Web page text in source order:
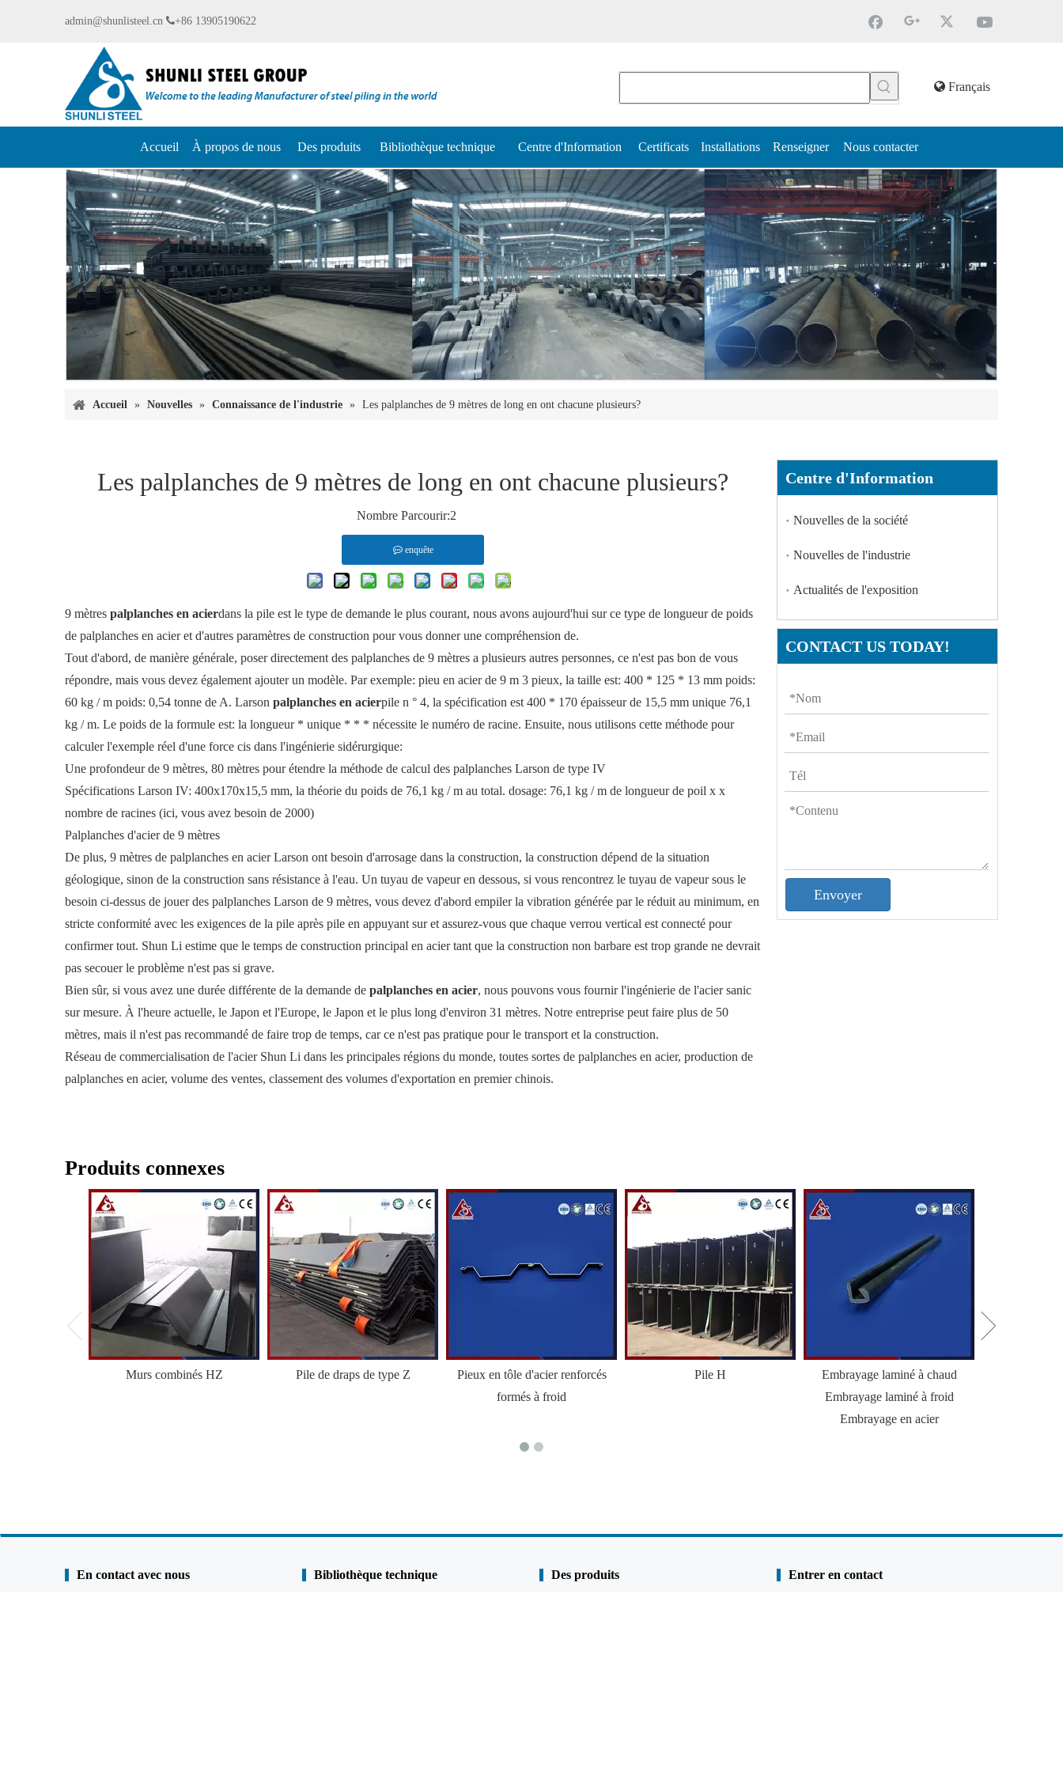
admin@shunlisteel.cn +86 13905190622
Français
Accueil À propos de nous Des produits Bibliothèque technique Centre d'Information Certificats Installations Renseigner Nous contacter
Accueil » Nouvelles » Connaissance de l'industrie » Les palplanches de 9 mètres de long en ont chacune plusieurs?
Les palplanches de 9 mètres de long en ont chacune plusieurs?
Nombre Parcourir:2
enquête
9 mètres palplanches en acierdans la pile est le type de demande le plus courant, nous avons aujourd'hui sur ce type de longueur de poids
de palplanches en acier et d'autres paramètres de construction pour vous donner une compréhension de.
Tout d'abord, de manière générale, poser directement des palplanches de 9 mètres a plusieurs autres personnes, ce n'est pas bon de vous
répondre, mais vous devez également ajouter un modèle. Par exemple: pieu en acier de 9 m 3 pieux, la taille est: 400 * 125 * 13 mm poids:
60 kg / m poids: 0,54 tonne de A. Larson palplanches en acierpile n ° 4, la spécification est 400 * 170 épaisseur de 15,5 mm unique 76,1
kg / m. Le poids de la formule est: la longueur * unique * * * nécessite le numéro de racine. Ensuite, nous utilisons cette méthode pour
calculer l'exemple réel d'une force cis dans l'ingénierie sidérurgique:
Une profondeur de 9 mètres, 80 mètres pour étendre la méthode de calcul des palplanches Larson de type IV
Spécifications Larson IV: 400x170x15,5 mm, la théorie du poids de 76,1 kg / m au total. dosage: 76,1 kg / m de longueur de poil x x
nombre de racines (ici, vous avez besoin de 2000)
Palplanches d'acier de 9 mètres
De plus, 9 mètres de palplanches en acier Larson ont besoin d'arrosage dans la construction, la construction dépend de la situation
géologique, sinon de la construction sans résistance à l'eau. Un tuyau de vapeur en dessous, si vous rencontrez le tuyau de vapeur sous le
besoin ci-dessus de jouer des palplanches Larson de 9 mètres, vous devez d'abord empiler la vibration générée par le réduit au minimum, en
stricte conformité avec les exigences de la pile après pile en appuyant sur et assurez-vous que chaque verrou vertical est connecté pour
confirmer tout. Shun Li estime que le temps de construction principal en acier tant que la construction non barbare est trop grande ne devrait
pas secouer le problème n'est pas si grave.
Bien sûr, si vous avez une durée différente de la demande de palplanches en acier, nous pouvons vous fournir l'ingénierie de l'acier sanic
sur mesure. À l'heure actuelle, le Japon et l'Europe, le Japon et le plus long d'environ 31 mètres. Notre entreprise peut faire plus de 50
mètres, mais il n'est pas recommandé de faire trop de temps, car ce n'est pas pratique pour le transport et la construction.
Réseau de commercialisation de l'acier Shun Li dans les principales régions du monde, toutes sortes de palplanches en acier, production de
palplanches en acier, volume des ventes, classement des volumes d'exportation en premier chinois.
Centre d'Information
Nouvelles de la société
Nouvelles de l'industrie
Actualités de l'exposition
CONTACT US TODAY!
Envoyer
Produits connexes
Murs combinés HZ Pile de draps de type Z
Pieux en tôle d'acier renforcés
formés à froid
Pile H
Embrayage laminé à chaud
Embrayage laminé à froid
Embrayage en acier
En contact avec nous Bibliothèque technique Des produits Entrer en contact